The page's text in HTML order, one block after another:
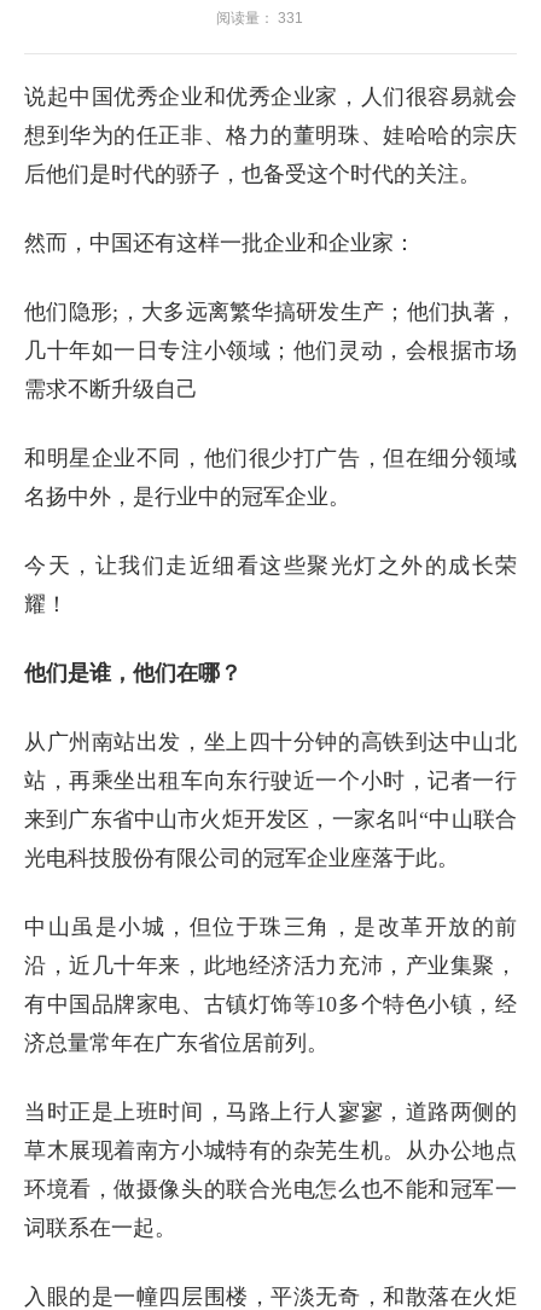
阅读量： 331
说起中国优秀企业和优秀企业家，人们很容易就会
想到华为的任正非、格力的董明珠、娃哈哈的宗庆
后他们是时代的骄子，也备受这个时代的关注。
然而，中国还有这样一批企业和企业家：
他们隐形;，大多远离繁华搞研发生产；他们执著，
几十年如一日专注小领域；他们灵动，会根据市场
需求不断升级自己
和明星企业不同，他们很少打广告，但在细分领域
名扬中外，是行业中的冠军企业。
今天，让我们走近细看这些聚光灯之外的成长荣
耀！
他们是谁，他们在哪？
从广州南站出发，坐上四十分钟的高铁到达中山北
站，再乘坐出租车向东行驶近一个小时，记者一行
来到广东省中山市火炬开发区，一家名叫“中山联合
光电科技股份有限公司的冠军企业座落于此。
中山虽是小城，但位于珠三角，是改革开放的前
沿，近几十年来，此地经济活力充沛，产业集聚，
有中国品牌家电、古镇灯饰等10多个特色小镇，经
济总量常年在广东省位居前列。
当时正是上班时间，马路上行人寥寥，道路两侧的
草木展现着南方小城特有的杂芜生机。从办公地点
环境看，做摄像头的联合光电怎么也不能和冠军一
词联系在一起。
入眼的是一幢四层围楼，平淡无奇，和散落在火炬